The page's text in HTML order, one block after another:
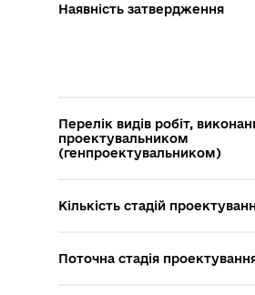
Наявність затвердження
Перелік видів робіт,
проектувальником
(генпроектувальником)
Кількість стадій
Поточна стадія